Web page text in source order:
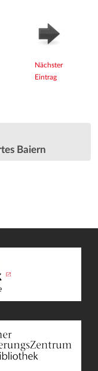
Nächster
Eintrag
Baiern